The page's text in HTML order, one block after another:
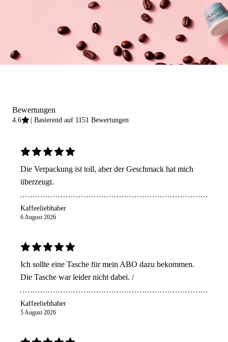
Bewertungen
4.6 Basierend auf 1151 Bewertungen
Die Verpackung ist toll, aber der Geschmack hat mich
überzeugt.
Kaffeeliebhaber
6 August 2026
Ich sollte eine Tasche für mein ABO dazu bekommen.
Die Tasche war leider nicht dabei. /
Kaffeeliebhaber
5 August 2026